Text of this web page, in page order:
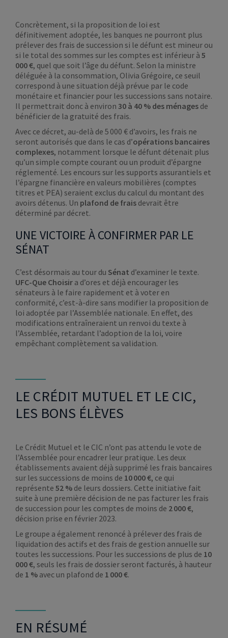
Concrètement, si la proposition de loi est
définitivement adoptée, les banques ne pourront plus
prélever des frais de succession si le défunt est mineur ou
si le total des sommes sur les comptes est inférieur à 5
000 €, quel que soit l’âge du défunt. Selon la ministre
déléguée à la consommation, Olivia Grégoire, ce seuil
correspond à une situation déjà prévue par le code
monétaire et financier pour les successions sans notaire.
Il permettrait donc à environ 30 à 40 % des ménages de
bénéficier de la gratuité des frais.
Avec ce décret, au-delà de 5 000 € d’avoirs, les frais ne
seront autorisés que dans le cas d’opérations bancaires
complexes, notamment lorsque le défunt détenait plus
qu’un simple compte courant ou un produit d’épargne
réglementé. Les encours sur les supports assurantiels et
l’épargne financière en valeurs mobilières (comptes
titres et PEA) seraient exclus du calcul du montant des
avoirs détenus. Un plafond de frais devrait être
déterminé par décret.
UNE VICTOIRE À CONFIRMER PAR LE
SÉNAT
C’est désormais au tour du Sénat d’examiner le texte.
UFC-Que Choisir a d’ores et déjà encourager les
sénateurs à le faire rapidement et à voter en
conformité, c’est-à-dire sans modifier la proposition de
loi adoptée par l’Assemblée nationale. En effet, des
modifications entraîneraient un renvoi du texte à
l’Assemblée, retardant l’adoption de la loi, voire
empêchant complètement sa validation.
LE CRÉDIT MUTUEL ET LE CIC,
LES BONS ÉLÈVES
Le Crédit Mutuel et le CIC n’ont pas attendu le vote de
l’Assemblée pour encadrer leur pratique. Les deux
établissements avaient déjà supprimé les frais bancaires
sur les successions de moins de 10 000 €, ce qui
représente 52 % de leurs dossiers. Cette initiative fait
suite à une première décision de ne pas facturer les frais
de succession pour les comptes de moins de 2 000 €,
décision prise en février 2023.
Le groupe a également renoncé à prélever des frais de
liquidation des actifs et des frais de gestion annuelle sur
toutes les successions. Pour les successions de plus de 10
000 €, seuls les frais de dossier seront facturés, à hauteur
de 1 % avec un plafond de 1 000 €.
EN RÉSUMÉ